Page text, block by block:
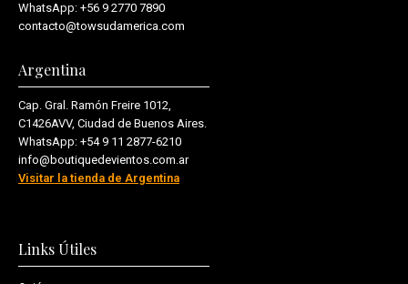
WhatsApp: +56 9 2770 7890
contacto@towsudamerica.com
Argentina
Cap. Gral. Ramón Freire 1012,
C1426AVV, Ciudad de Buenos Aires.
WhatsApp: +54 9 11 2877-6210
info@boutiquedevientos.com.ar
Visitar la tienda de Argentina
Links Útiles